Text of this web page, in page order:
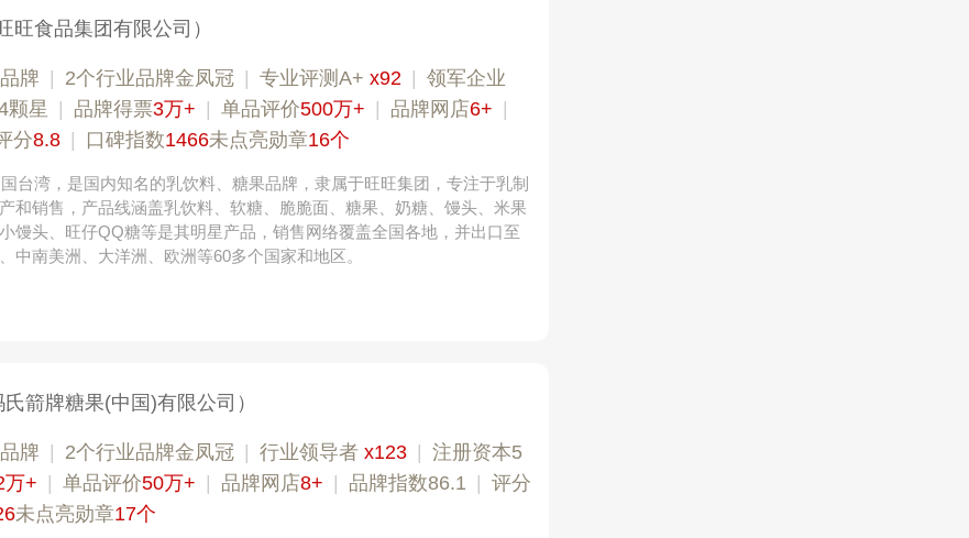
旺食品集团有限公司）
牌 2个行业品牌金凤冠 专业评测A+ x92
领军企业
颗星 品牌得票3万+ 单品评价500万+ 品牌网店6+
分8.8 口碑指数1466未点亮勋章16个
台湾，是国内知名的乳饮料、糖果品牌，隶属于旺旺集团，专注于乳制
和销售，产品线涵盖乳饮料、软糖、脆脆面、糖果、奶糖、馒头、米果
馒头、旺仔QQ糖等是其明星产品，销售网络覆盖全国各地，并出口至
中南美洲、大洋洲、欧洲等60多个国家和地区。
氏箭牌糖果(中国)有限公司）
牌 2个行业品牌金凤冠 行业领导者 x123
注册资本5
万+ 单品评价50万+ 品牌网店8+ 品牌指数86.1
评分
未点亮勋章17个